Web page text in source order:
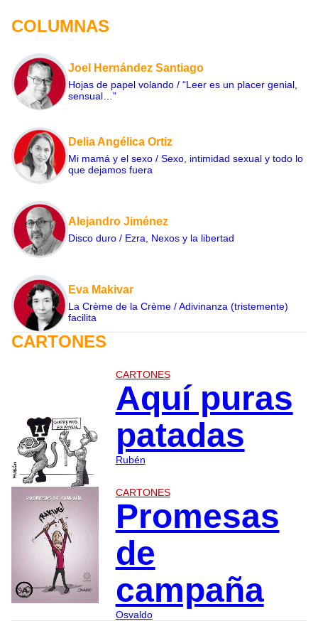
COLUMNAS
Joel Hernández Santiago
Hojas de papel volando / “Leer es un placer genial,
sensual…”
Delia Angélica Ortiz
Mi mamá y el sexo / Sexo, intimidad sexual y todo lo
que dejamos fuera
Alejandro Jiménez
Disco duro / Ezra, Nexos y la libertad
Eva Makivar
La Crème de la Crème / Adivinanza (tristemente)
facilita
CARTONES
CARTONES
Aquí puras
patadas
Rubén
CARTONES
Promesas
de
campaña
Osvaldo